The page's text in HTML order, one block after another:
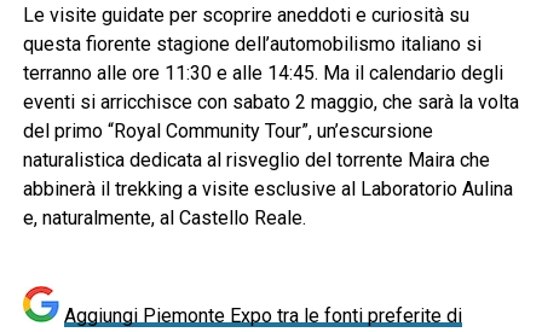
Le visite guidate per scoprire aneddoti e curiosità su
questa fiorente stagione dell’automobilismo italiano si
terranno alle ore 11:30 e alle 14:45. Ma il calendario degli
eventi si arricchisce con sabato 2 maggio, che sarà la volta
del primo “Royal Community Tour”, un’escursione
naturalistica dedicata al risveglio del torrente Maira che
abbinerà il trekking a visite esclusive al Laboratorio Aulina
e, naturalmente, al Castello Reale.
Aggiungi Piemonte Expo tra le fonti preferite di